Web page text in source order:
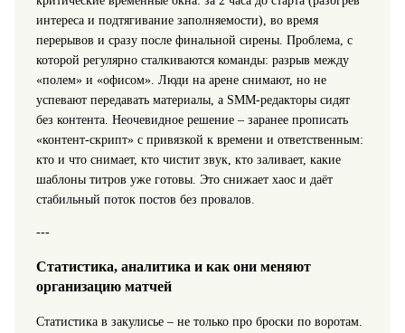
интереса и подтягивание заполняемости), во время
перерывов и сразу после финальной сирены. Проблема, с
которой регулярно сталкиваются команды: разрыв между
«полем» и «офисом». Люди на арене снимают, но не
успевают передавать материалы, а SMM-редакторы сидят
без контента. Неочевидное решение – заранее прописать
«контент-скрипт» с привязкой к времени и ответственным:
кто и что снимает, кто чистит звук, кто заливает, какие
шаблоны титров уже готовы. Это снижает хаос и даёт
стабильный поток постов без провалов.
---
Статистика, аналитика и как они меняют
организацию матчей
Статистика в закулисье – не только про броски по воротам.